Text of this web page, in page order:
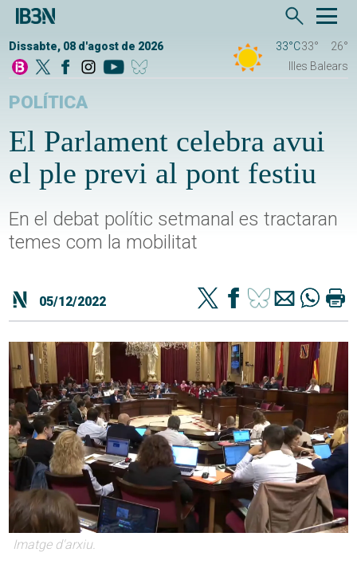
Dissabte, 08 d'agost de 2026 33°C33°
26°
Illes Balears
POLÍTICA
El Parlament celebra avui
el ple previ al pont festiu
En el debat polític setmanal es tractaran
temes com la mobilitat
05/12/2022
Imatge d'arxiu.